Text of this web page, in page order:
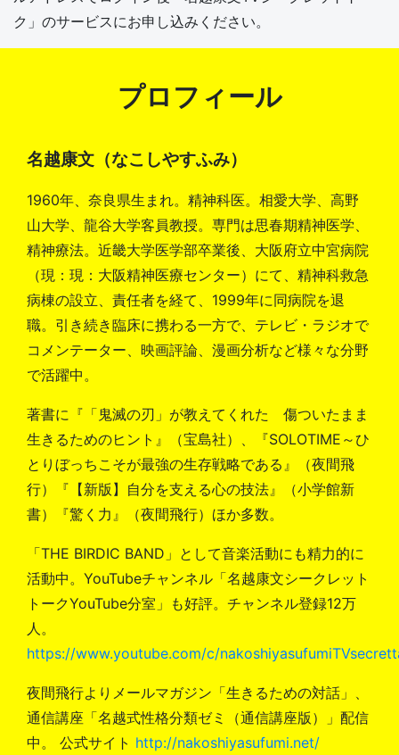
ク」のサービスにお申し込みください。
プロフィール
名越康文（なこしやすふみ）
1960年、奈良県生まれ。精神科医。相愛大学、高野
山大学、龍谷大学客員教授。専門は思春期精神医学、
精神療法。近畿大学医学部卒業後、大阪府立中宮病院
（現：現：大阪精神医療センター）にて、精神科救急
病棟の設立、責任者を経て、1999年に同病院を退
職。引き続き臨床に携わる一方で、テレビ・ラジオで
コメンテーター、映画評論、漫画分析など様々な分野
で活躍中。
著書に『「鬼滅の刃」が教えてくれた 傷ついたまま
生きるためのヒント』（宝島社）、『SOLOTIME～ひ
とりぼっちこそが最強の生存戦略である』（夜間飛
行）『【新版】自分を支える心の技法』（小学館新
書）『驚く力』（夜間飛行）ほか多数。
「THE BIRDIC BAND」として音楽活動にも精力的に
活動中。YouTubeチャンネル「名越康文シークレット
トークYouTube分室」も好評。チャンネル登録12万
人。
https://www.youtube.com/c/
夜間飛行よりメールマガジン「生きるための対話」、
通信講座「名越式性格分類ゼミ（通信講座版）」配信
中。 公式サイト http://nakoshiyasufumi.net/